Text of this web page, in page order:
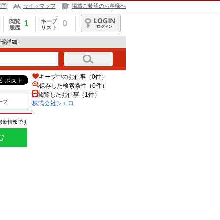
問 サイトマップ 掲載ご希望のお客様へ
閲覧
履歴
1
キープ
リスト
0
ログイン
詳細
プ
新情報です
キープ中のお仕事（0件）
保存した検索条件（0件）
閲覧したお仕事（1件）
株式会社シエロ